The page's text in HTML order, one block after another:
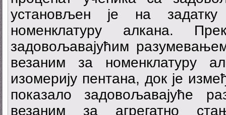
установљен је на
номенклатуру алкана.
задовољавајућим
везаним за номенклатуру
изомерију пентана, док је
показало задовољавајуће
везаним за агрегатно